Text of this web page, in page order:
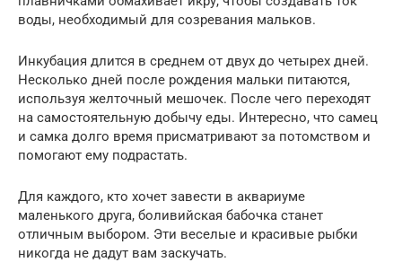
воды, необходимый для созревания мальков.
Инкубация длится в среднем от двух до четырех дней.
Несколько дней после рождения мальки питаются,
используя желточный мешочек. После чего переходят
на самостоятельную добычу еды. Интересно, что самец
и самка долго время присматривают за потомством и
помогают ему подрастать.
Для каждого, кто хочет завести в аквариуме
маленького друга, боливийская бабочка станет
отличным выбором. Эти веселые и красивые рыбки
никогда не дадут вам заскучать.